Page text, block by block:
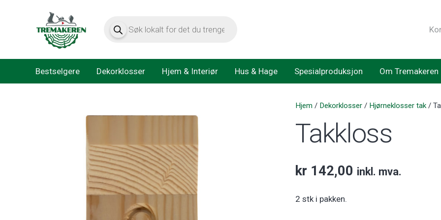
search
Bestselgere Dekorklosser Hjem & Interiør Hus & Hage Spesialproduksjon Om Tremakeren
Hjem / Dekorklosser / Hjørneklosser tak/
Takkloss
kr 142,00 inkl. mva.
2 stk i pakken.